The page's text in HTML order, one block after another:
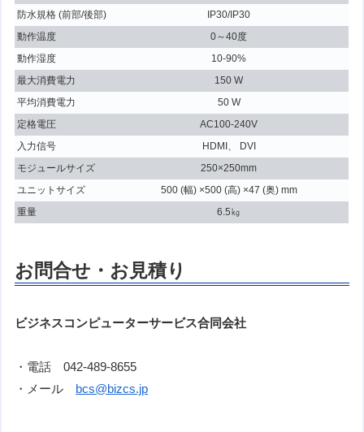
防水規格 (前部/後部)
IP30/IP30
動作温度
0～40度
動作湿度
10-90%
最大消費電力
150 W
平均消費電力
50 W
定格電圧
AC100-240V
入力信号
HDMI、 DVI
モジュールサイズ
250×250mm
ユニットサイズ
500 (幅) ×500 (高) ×47 (奥) mm
重量
6.5㎏
お問合せ・お見積り
ビジネスコンピューターサービス合同会社
・電話 042-489-8655
・メール bcs@bizcs.jp